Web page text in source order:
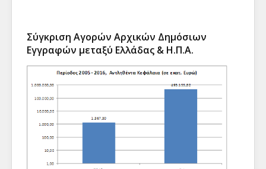
Σύγκριση Αγορών Αρχικών Δημόσιων
Εγγραφών μεταξύ Ελλάδας & Η.Π.Α.